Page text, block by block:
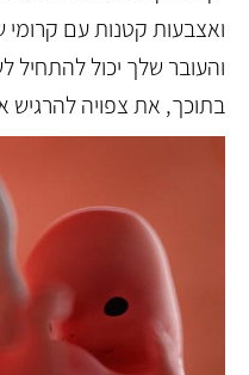
ואצבעות קטנות עם קרומי
והעובר שלך יכול
בתוכך, את צפויה להרגיש